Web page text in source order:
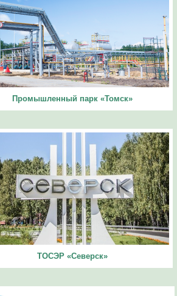
Промышленный парк «Томск»
ТОСЭР «Северск»